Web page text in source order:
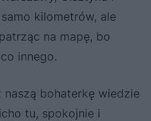
kilometrów, ale
na mapę, bo
innego.
bohaterkę wiedzie
tu, spokojnie i